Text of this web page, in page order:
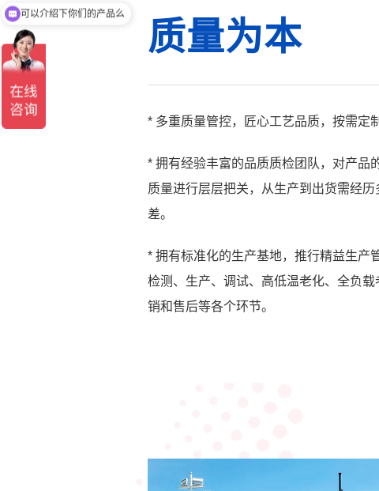
质量为本
* 多重质量管控，匠心工艺品质，按需定
* 拥有经验丰富的品质质检团队，对产品
质量进行层层把关，从生产到出货需经
差。
* 拥有标准化的生产基地，推行精益生产
检测、生产、调试、高低温老化、全负
销和售后等各个环节。